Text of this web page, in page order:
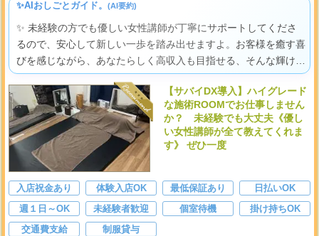
✨AIおしごとガイド。 (AI要約)
✨ 未経験の方でも優しい女性講師が丁寧にサポートしてくださ
るので、安心して新しい一歩を踏み出せますよ。お客様を癒す喜
びを感じながら、あなたらしく高収入も目指せる、そんな輝ける
環境です。
【サバイDX導入】ハイグレード
な施術ROOMでお仕事しません
か？ 未経験でも大丈夫《優し
い女性講師が全て教えてくれま
す》 ぜひ一度
入店祝金あり 体験入店OK 最低保証あり
日払いOK
週１日～OK
未経験者歓迎 個室待機
掛け持ちOK
交通費支給
制服貸与